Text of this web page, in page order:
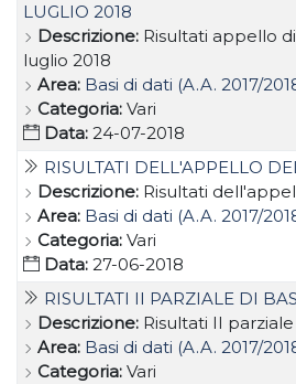
LUGLIO 2018
Descrizione: Risultati appello
luglio 2018
Area: Basi di dati (A.A. 2017/
Categoria: Vari
Data: 24-07-2018
RISULTATI DELL'APPELLO
Descrizione: Risultati
Area: Basi di dati (A.A. 2017/
Categoria: Vari
Data: 27-06-2018
RISULTATI II PARZIALE DI
Descrizione: Risultati II
Area: Basi di dati (A.A. 2017/
Categoria: Vari